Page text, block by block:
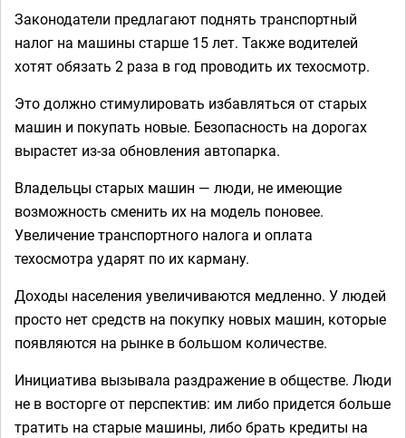
Законодатели предлагают поднять транспортный
налог на машины старше 15 лет. Также водителей
хотят обязать 2 раза в год проводить их техосмотр.
Это должно стимулировать избавляться от старых
машин и покупать новые. Безопасность на дорогах
вырастет из-за обновления автопарка.
Владельцы старых машин — люди, не имеющие
возможность сменить их на модель поновее.
Увеличение транспортного налога и оплата
техосмотра ударят по их карману.
Доходы населения увеличиваются медленно. У людей
просто нет средств на покупку новых машин, которые
появляются на рынке в большом количестве.
Инициатива вызывала раздражение в обществе. Люди
не в восторге от перспектив: им либо придется больше
тратить на старые машины, либо брать кредиты на